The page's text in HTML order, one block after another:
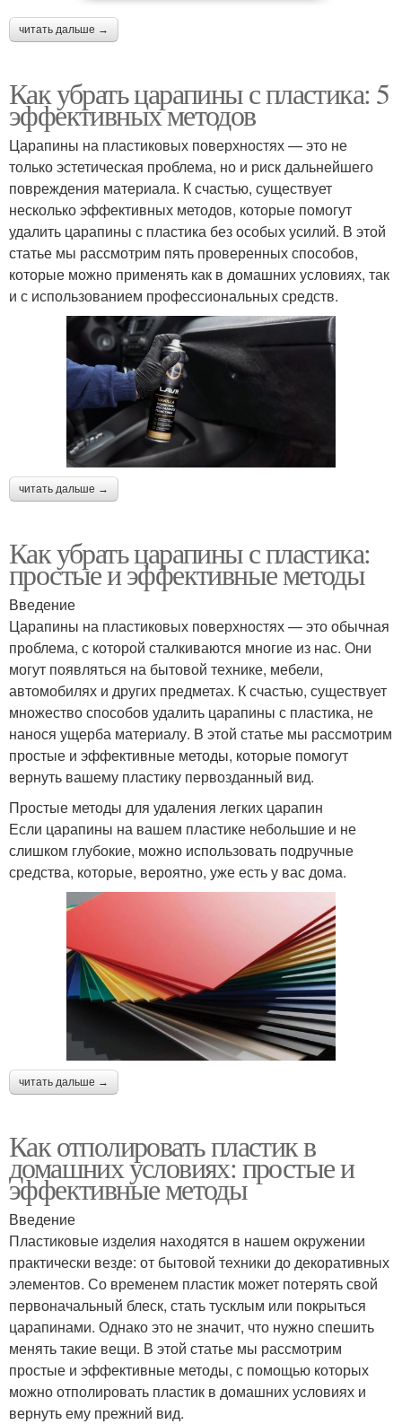
читать дальше →
Как убрать царапины с пластика: 5
эффективных методов
Царапины на пластиковых поверхностях — это не
только эстетическая проблема, но и риск дальнейшего
повреждения материала. К счастью, существует
несколько эффективных методов, которые помогут
удалить царапины с пластика без особых усилий. В этой
статье мы рассмотрим пять проверенных способов,
которые можно применять как в домашних условиях, так
и с использованием профессиональных средств.
читать дальше →
Как убрать царапины с пластика:
простые и эффективные методы
Введение
Царапины на пластиковых поверхностях — это обычная
проблема, с которой сталкиваются многие из нас. Они
могут появляться на бытовой технике, мебели,
автомобилях и других предметах. К счастью, существует
множество способов удалить царапины с пластика, не
нанося ущерба материалу. В этой статье мы рассмотрим
простые и эффективные методы, которые помогут
вернуть вашему пластику первозданный вид.
Простые методы для удаления легких царапин
Если царапины на вашем пластике небольшие и не
слишком глубокие, можно использовать подручные
средства, которые, вероятно, уже есть у вас дома.
читать дальше →
Как отполировать пластик в
домашних условиях: простые и
эффективные методы
Введение
Пластиковые изделия находятся в нашем окружении
практически везде: от бытовой техники до декоративных
элементов. Со временем пластик может потерять свой
первоначальный блеск, стать тусклым или покрыться
царапинами. Однако это не значит, что нужно спешить
менять такие вещи. В этой статье мы рассмотрим
простые и эффективные методы, с помощью которых
можно отполировать пластик в домашних условиях и
вернуть ему прежний вид.